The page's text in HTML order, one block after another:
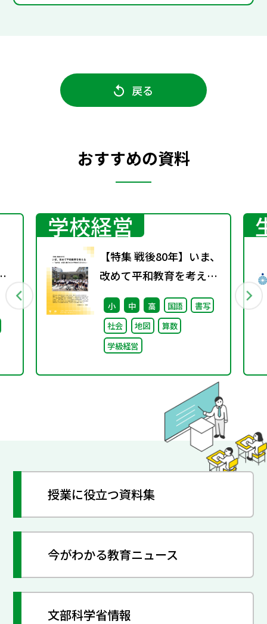
戻る
おすすめの資料
学校経営
【特集 戦後80年】いま、
改めて平和教育を考え
る〜「あの日」を語り継
ぐ本川小学校の子どもた
ち〜
小 中 高 国語
書写
社会
地図
算数
学級経営
授業に役立つ資料集
今がわかる教育ニュース
文部科学省情報